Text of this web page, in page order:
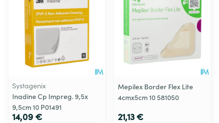
Systagenix
Inadine Cp Impreg. 9,5x
9,5cm 10 P01491
14,09 €
Mepilex Border Flex Lite
4cmx5cm 10 581050
21,13 €